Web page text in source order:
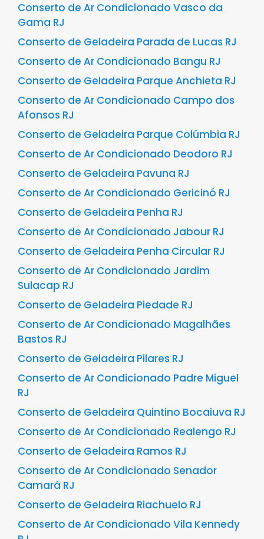
Conserto de Ar Condicionado Vasco da
Gama RJ
Conserto de Geladeira Parada de Lucas RJ
Conserto de Ar Condicionado Bangu RJ
Conserto de Geladeira Parque Anchieta RJ
Conserto de Ar Condicionado Campo dos
Afonsos RJ
Conserto de Geladeira Parque Colúmbia RJ
Conserto de Ar Condicionado Deodoro RJ
Conserto de Geladeira Pavuna RJ
Conserto de Ar Condicionado Gericinó RJ
Conserto de Geladeira Penha RJ
Conserto de Ar Condicionado Jabour RJ
Conserto de Geladeira Penha Circular RJ
Conserto de Ar Condicionado Jardim
Sulacap RJ
Conserto de Geladeira Piedade RJ
Conserto de Ar Condicionado Magalhães
Bastos RJ
Conserto de Geladeira Pilares RJ
Conserto de Ar Condicionado Padre Miguel
RJ
Conserto de Geladeira Quintino Bocaiuva RJ
Conserto de Ar Condicionado Realengo RJ
Conserto de Geladeira Ramos RJ
Conserto de Ar Condicionado Senador
Camará RJ
Conserto de Geladeira Riachuelo RJ
Conserto de Ar Condicionado Vila Kennedy